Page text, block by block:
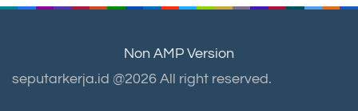
Non AMP Version
seputarkerja.id @2026 All right reserved.